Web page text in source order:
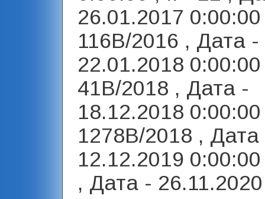
26.01.2017
116В/2016 , Дата -
22.01.2018
41В/2018 , Дата -
18.12.2018
1278В/2018 , Дата
12.12.2019
, Дата - 26.11.2020